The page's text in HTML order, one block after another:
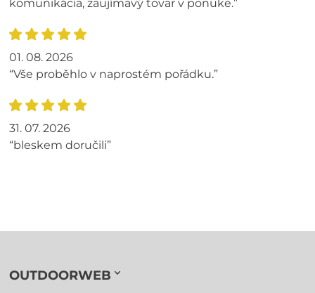
komunikácia, zaujímavý tovar v ponuke.”
01. 08. 2026
“Vše proběhlo v naprostém pořádku.”
31. 07. 2026
“bleskem doručili”
OUTDOORWEB